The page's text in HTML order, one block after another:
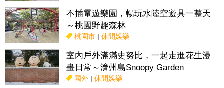
不插電遊樂園，暢玩水陸空遊具一整天
～桃園野趣森林
桃園市| 休閒娛樂
室內戶外滿滿史努比，一起走進花生漫
畫日常～濟州島Snoopy Garden
國外| 休閒娛樂